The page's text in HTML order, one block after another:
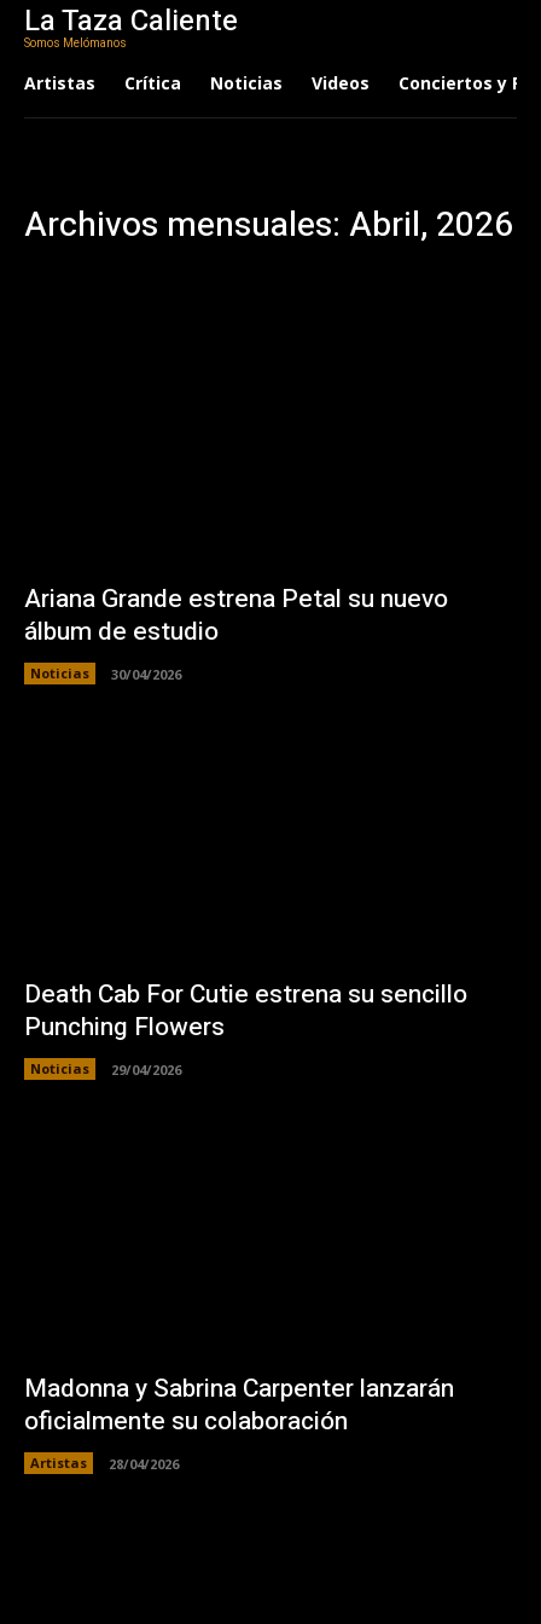
La Taza Caliente
Somos Melómanos
Artistas Crítica Noticias Videos Conciertos y
Archivos mensuales: Abril, 2026
Ariana Grande estrena Petal su nuevo
álbum de estudio
Noticias 30/04/2026
Death Cab For Cutie estrena su sencillo
Punching Flowers
Noticias 29/04/2026
Madonna y Sabrina Carpenter lanzarán
oficialmente su colaboración
Artistas 28/04/2026